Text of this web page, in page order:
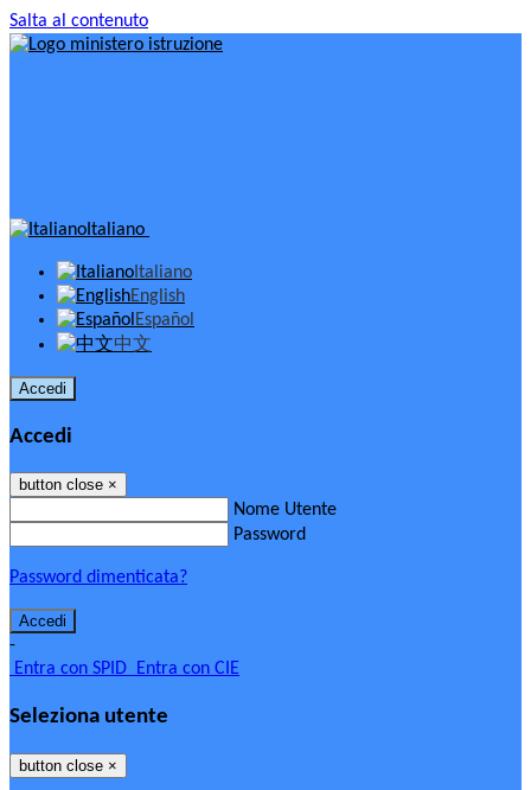
Salta al contenuto
Italiano
Italiano
English
Español
中文
Accedi
Accedi
button close ×
Nome Utente
Password
Password dimenticata?
-
Entra con SPID Entra con CIE
Seleziona utente
button close ×